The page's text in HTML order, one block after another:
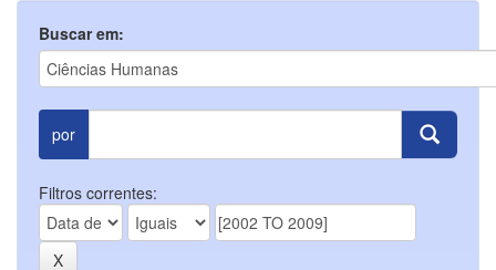
Buscar em:
por
Filtros correntes: